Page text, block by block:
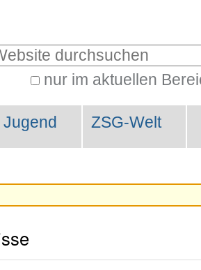
nur im aktuellen
Jugend ZSG-Welt